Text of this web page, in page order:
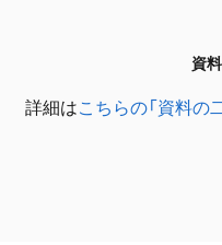
資
詳細はこちらの「資料の